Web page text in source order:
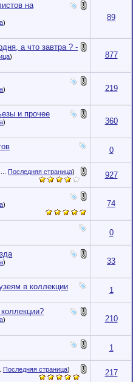
на
)
89
а что завтра ? -
)
877
)
219
и прочее
)
360
0
Последняя страница)
927
)
74
0
)
33
в коллекции 1
)
210
1
Последняя страница)
217